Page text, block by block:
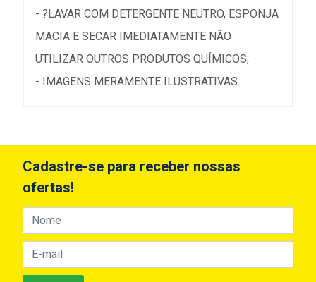
- ?LAVAR COM DETERGENTE NEUTRO, ESPONJA
MACIA E SECAR IMEDIATAMENTE NÃO
UTILIZAR OUTROS PRODUTOS QUÍMICOS;
- IMAGENS MERAMENTE ILUSTRATIVAS....
Cadastre-se para receber nossas
ofertas!